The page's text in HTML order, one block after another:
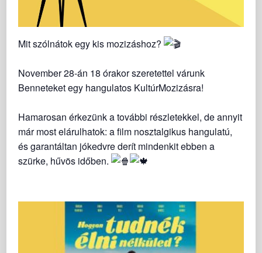
Mit szólnátok egy kis mozizáshoz?
November 28-án 18 órakor szeretettel várunk
Benneteket egy hangulatos KultúrMozizásra!
Hamarosan érkezünk a további részletekkel, de annyit
már most elárulhatok: a film nosztalgikus hangulatú,
és garantáltan jókedvre derít mindenkit ebben a
szürke, hűvös időben.